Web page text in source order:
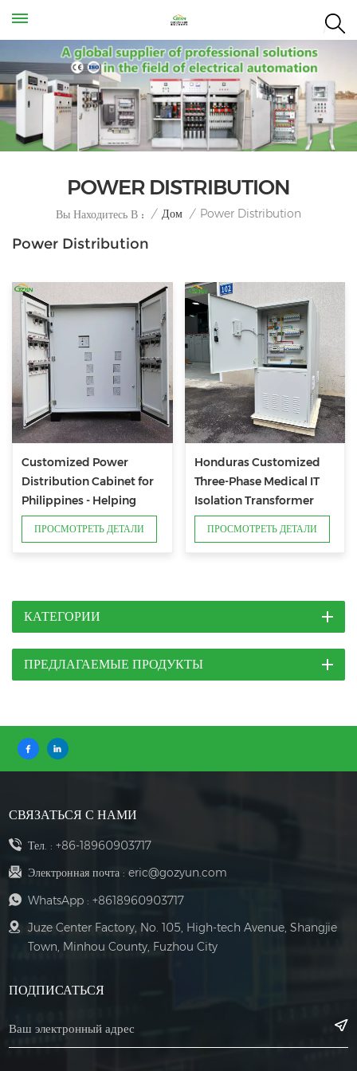
POWER DISTRIBUTION
Вы Находитесь В : / Дом / Power Distribution
Power Distribution
Customized Power
Distribution Cabinet for
Philippines - Helping
Power Management
ПРОСМОТРЕТЬ ДЕТАЛИ
Honduras Customized
Three-Phase Medical IT
Isolation Transformer
Distribution Cabinet
ПРОСМОТРЕТЬ ДЕТАЛИ
КАТЕГОРИИ
ПРЕДЛАГАЕМЫЕ ПРОДУКТЫ
СВЯЗАТЬСЯ С НАМИ
Тел. : +86-18960903717
Электронная почта : eric@gozyun.com
WhatsApp : +8618960903717
Juze Center Factory, No. 105, High-tech Avenue, Shangjie
Town, Minhou County, Fuzhou City
ПОДПИСАТЬСЯ